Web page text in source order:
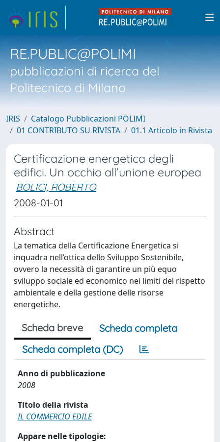
RE.PUBLIC@POLIMI
pubblicazioni di ricerca del
Politecnico di Milano
IRIS
Catalogo Pubblicazioni POLIMI
01 CONTRIBUTO SU RIVISTA
01.1 Articolo in Rivista
Certificazione energetica degli
edifici. Un occhio all’unione europea
BOLICI, ROBERTO
2008-01-01
Abstract
La tematica della Certificazione Energetica si
inquadra nell’ottica dello Sviluppo Sostenibile,
ovvero la necessità di garantire un più equo
sviluppo sociale ed economico nei limiti del rispetto
ambientale e della gestione delle risorse
energetiche.
Scheda breve
Scheda completa
Scheda completa (DC)
Anno di pubblicazione
2008
Titolo della rivista
IL COMMERCIO EDILE
Appare nelle tipologie: